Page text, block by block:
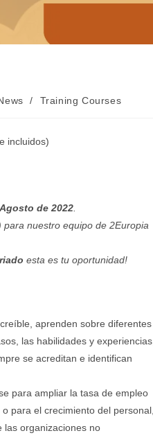
/ Training Courses
incluidos)
de 2022
nuestro equipo de 2Europia
esta es tu oportunidad!
aprenden sobre diferentes
las habilidades y experiencias,
se acreditan e identifican
para ampliar la tasa de empleo
para el crecimiento del personal,
las organizaciones no